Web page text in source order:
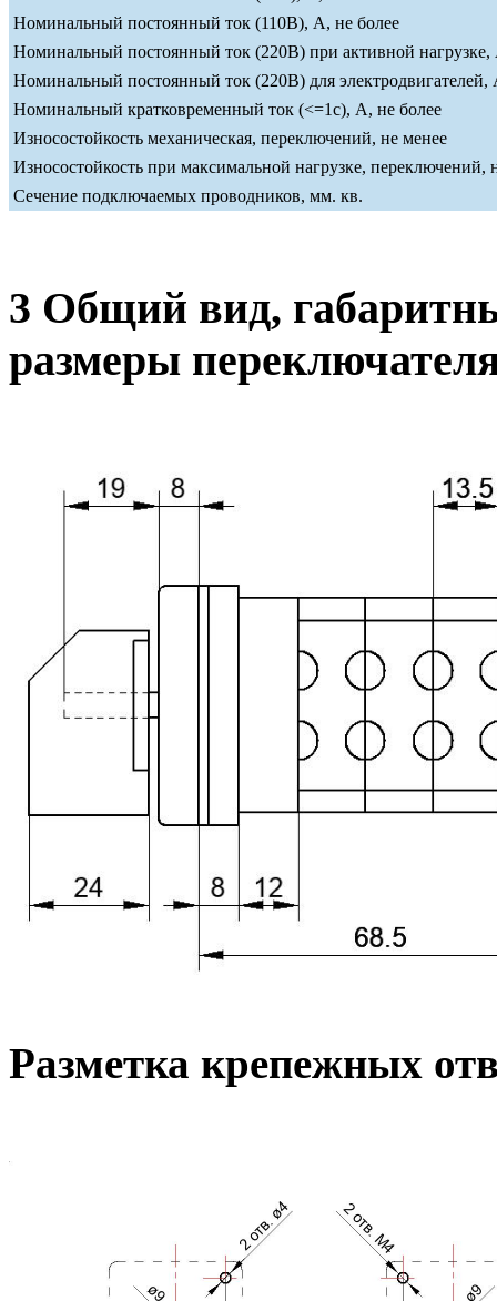
Номинальный постоянный ток (110В), А, не более
Номинальный постоянный ток (220В) при активной нагрузке,
Номинальный постоянный ток (220В) для электродвигателей,
Номинальный кратковременный ток (<=1c), А, не более
Износостойкость механическая, переключений, не менее
Износостойкость при максимальной нагрузке, переключений,
Сечение подключаемых проводников, мм. кв.
3 Общий вид,
размеры
Разметка крепежных